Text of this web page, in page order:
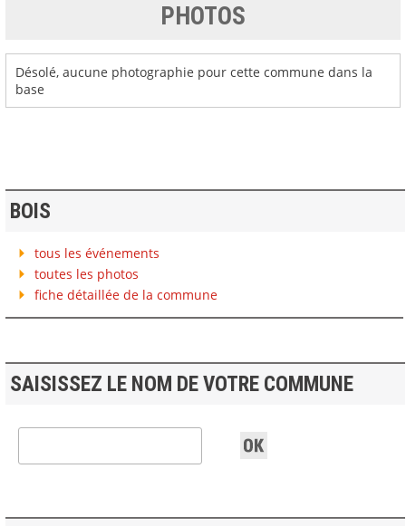
PHOTOS
Désolé, aucune photographie pour cette commune dans la
base
BOIS
tous les événements
toutes les photos
fiche détaillée de la commune
SAISISSEZ LE NOM DE VOTRE COMMUNE